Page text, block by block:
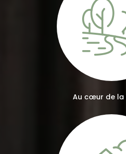
Au cœur de la